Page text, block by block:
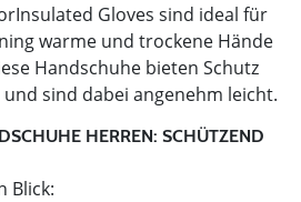
Gloves sind ideal für
warme und trockene Hände
Handschuhe bieten Schutz
sind dabei angenehm leicht.
HERREN: SCHÜTZEND
Blick: